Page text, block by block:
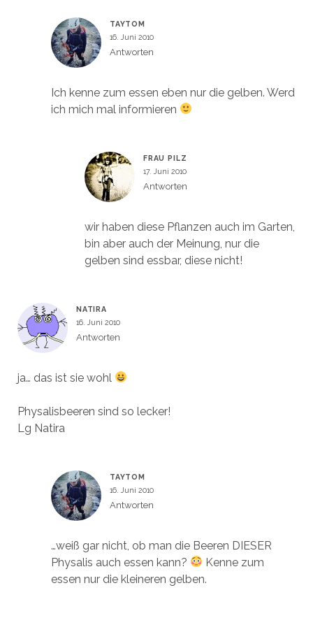
TAYTOM
16. Juni 2010
Antworten
Ich kenne zum essen eben nur die gelben. Werd
ich mich mal informieren
FRAU PILZ
17. Juni 2010
Antworten
wir haben diese Pflanzen auch im Garten,
bin aber auch der Meinung, nur die
gelben sind essbar, diese nicht!
NATIRA
16. Juni 2010
Antworten
ja… das ist sie wohl
Physalisbeeren sind so lecker!
Lg Natira
TAYTOM
16. Juni 2010
Antworten
…weiß gar nicht, ob man die Beeren DIESER
Physalis auch essen kann?
Kenne zum
essen nur die kleineren gelben.